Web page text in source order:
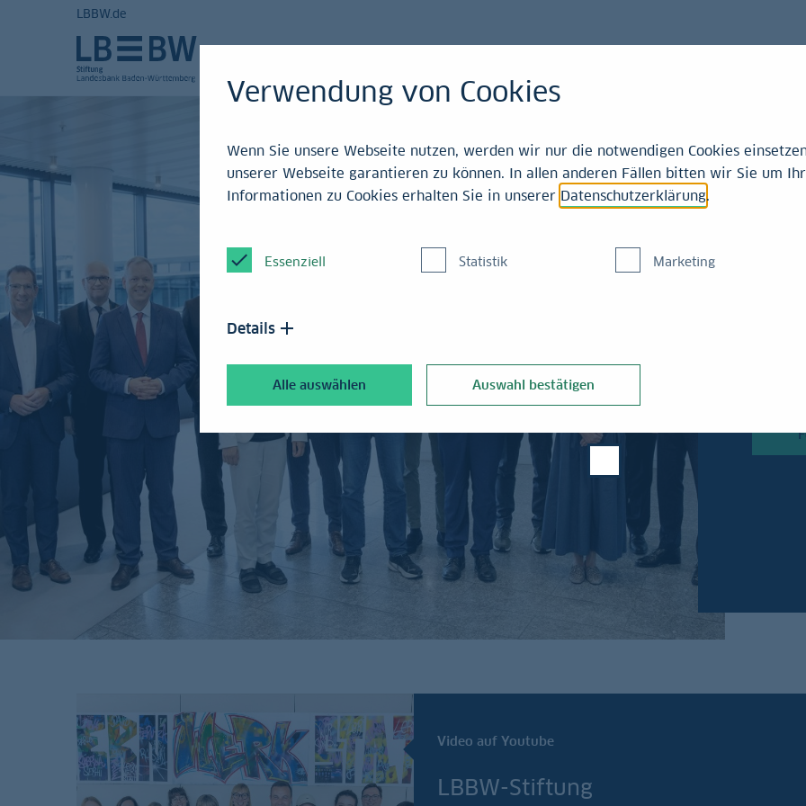
LBBW.de
Die
Video auf Youtube
LBBW-Stiftung
Verwendung von Cookies
Wenn Sie unsere Webseite nutzen, werden wir nur die notwendigen Cookies
unserer Webseite garantieren zu können. In allen anderen Fällen bitten wir Sie um
Informationen zu Cookies erhalten Sie in unserer Datenschutzerklärung.
Essenziell Statistik Marketing
Details
Alle auswählen Auswahl bestätigen